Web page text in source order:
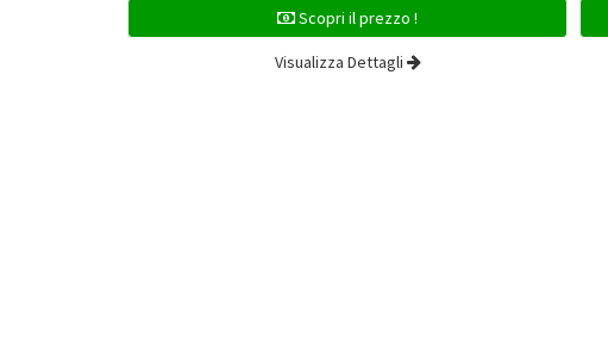
Scopri il prezzo !
Visualizza Dettagli